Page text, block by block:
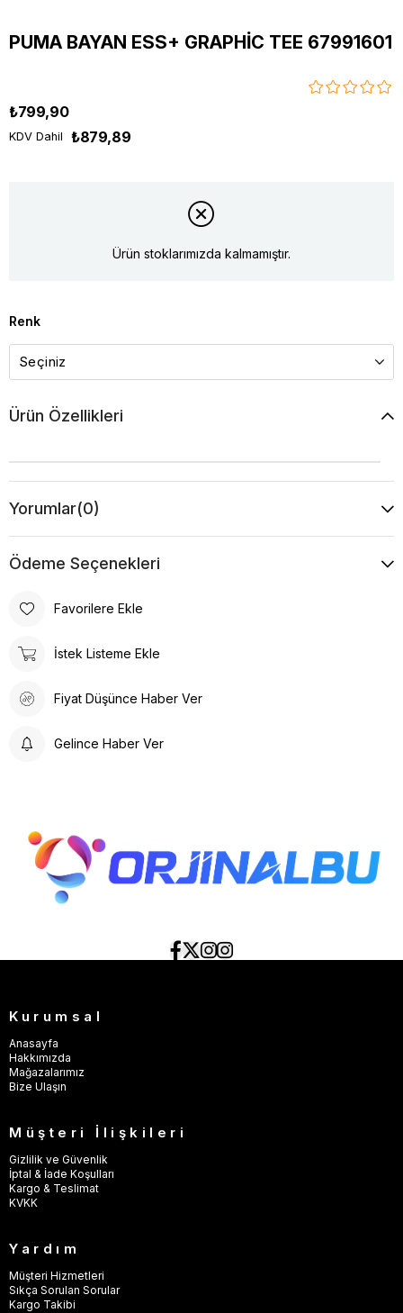
PUMA BAYAN ESS+ GRAPHİC TEE 67991601
₺799,90
KDV Dahil ₺879,89
Ürün stoklarımızda kalmamıştır.
Renk
Ürün Özellikleri
Yorumlar(0)
Ödeme Seçenekleri
Favorilere Ekle
İstek Listeme Ekle
Fiyat Düşünce Haber Ver
Gelince Haber Ver
Kurumsal
Anasayfa
Hakkımızda
Mağazalarımız
Bize Ulaşın
Müşteri İlişkileri
Gizlilik ve Güvenlik
İptal & İade Koşulları
Kargo & Teslimat
KVKK
Yardım
Müşteri Hizmetleri
Sıkça Sorulan Sorular
Kargo Takibi